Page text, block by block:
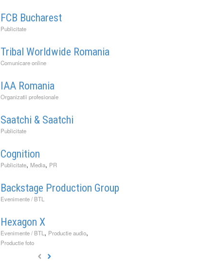
FCB Bucharest
Publicitate
Tribal Worldwide Romania
Comunicare online
IAA Romania
Organizatii profesionale
Saatchi & Saatchi
Publicitate
Cognition
Publicitate, Media, PR
Backstage Production Group
Evenimente / BTL
Hexagon X
Evenimente / BTL , Productie audio,
Productie foto